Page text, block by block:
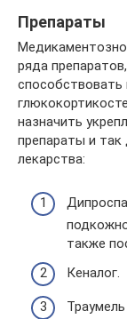
Препараты
ряда
способствовать
назначить
препараты и
лекарства:
также
Кеналог.